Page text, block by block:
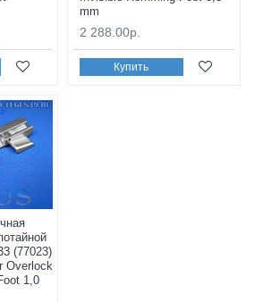
mm
2 288.00р.
Купить
(77023)
Overlock
1,0